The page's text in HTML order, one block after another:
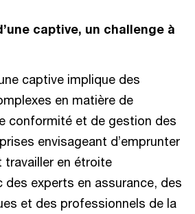
captive, un challenge à
captive implique des
en matière de
conformité et de gestion des
envisageant d’emprunter
travailler en étroite
des experts en assurance, des
et des professionnels de la